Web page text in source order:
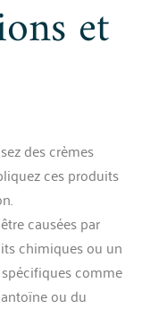
et
des crèmes
ces produits
causées par
chimiques ou un
comme
ou du